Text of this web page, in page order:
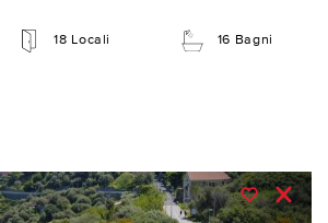
18 Locali 16 Bagni